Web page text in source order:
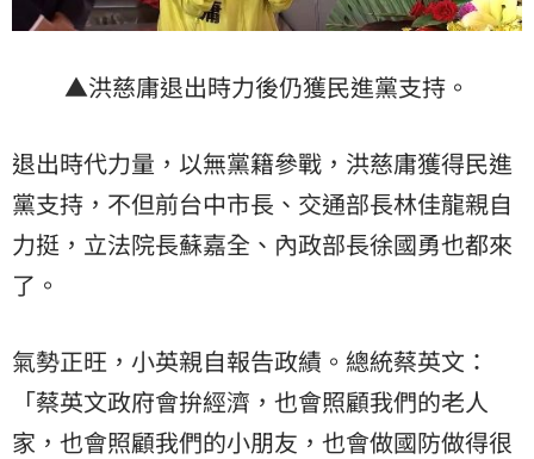
▲洪慈庸退出時力後仍獲民進黨支持。
退出時代力量，以無黨籍參戰，洪慈庸獲得民進
黨支持，不但前台中市長、交通部長林佳龍親自
力挺，立法院長蘇嘉全、內政部長徐國勇也都來
了。
氣勢正旺，小英親自報告政績。總統蔡英文：
「蔡英文政府會拚經濟，也會照顧我們的老人
家，也會照顧我們的小朋友，也會做國防做得很